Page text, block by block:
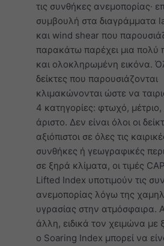
τις συνθήκες ανεμοπορίας·
συμβουλή στα διαγράμματα
και wind shear που
παρακάτω παρέχει μια πολύ
και ολοκληρωμένη εικόνα.
δείκτες που παρουσιάζονται
κλιμακώνονται ώστε να
4 κατηγορίες: φτωχό,
άριστο. Δεν είναι όλοι οι
αξιόπιστοι σε όλες τις
συνθήκες ή γεωγραφικές
σε ξηρά κλίματα, οι τιμές
Lifted Index υποτιμούν τις
ανεμοπορίας λόγω της
υγρασίας στην ατμόσφαιρα.
άλλη, ειδικά τον χειμώνα με
ο Soaring Index μπορεί να